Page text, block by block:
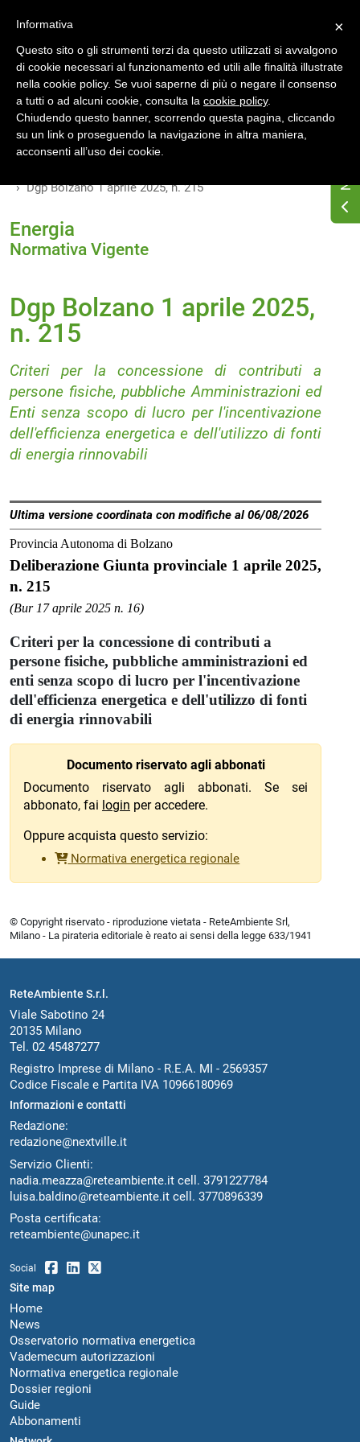
Home
Normativa energetica regionale
Provincia di Bolzano (Trentino AA)
Dgp Bolzano 1 aprile 2025, n. 215
Energia
Normativa Vigente
Dgp Bolzano 1 aprile 2025,
n. 215
Criteri per la concessione di contributi a
persone fisiche, pubbliche Amministrazioni ed
Enti senza scopo di lucro per l'incentivazione
dell'efficienza energetica e dell'utilizzo di fonti
di energia rinnovabili
Ultima versione coordinata con modifiche al 06/08/2026
Provincia Autonoma di Bolzano
Deliberazione Giunta provinciale 1 aprile 2025,
n. 215
(Bur 17 aprile 2025 n. 16)
Criteri per la concessione di contributi a
persone fisiche, pubbliche amministrazioni ed
enti senza scopo di lucro per l'incentivazione
dell'efficienza energetica e dell'utilizzo di fonti
di energia rinnovabili
Documento riservato agli abbonati
Documento riservato agli abbonati. Se sei
abbonato, fai login per accedere.
Oppure acquista questo servizio:
Normativa energetica regionale
© Copyright riservato - riproduzione vietata - ReteAmbiente Srl,
Milano - La pirateria editoriale è reato ai sensi della legge 633/1941
ReteAmbiente S.r.l.
Viale Sabotino 24
20135 Milano
Tel. 02 45487277
Registro Imprese di Milano - R.E.A. MI - 2569357
Codice Fiscale e Partita IVA 10966180969
Informazioni e contatti
Redazione:
redazione@nextville.it
Servizio Clienti:
nadia.meazza@reteambiente.it cell. 3791227784
luisa.baldino@reteambiente.it cell. 3770896339
Posta certificata:
reteambiente@unapec.it
Social
Site map
Home
News
Osservatorio normativa energetica
Vademecum autorizzazioni
Normativa energetica regionale
Dossier regioni
Guide
Abbonamenti
×
Informativa
Questo sito o gli strumenti terzi da questo utilizzati si avvalgono
di cookie necessari al funzionamento ed utili alle finalità illustrate
nella cookie policy. Se vuoi saperne di più o negare il consenso
a tutti o ad alcuni cookie, consulta la cookie policy.
Chiudendo questo banner, scorrendo questa pagina, cliccando
su un link o proseguendo la navigazione in altra maniera,
acconsenti all’uso dei cookie.